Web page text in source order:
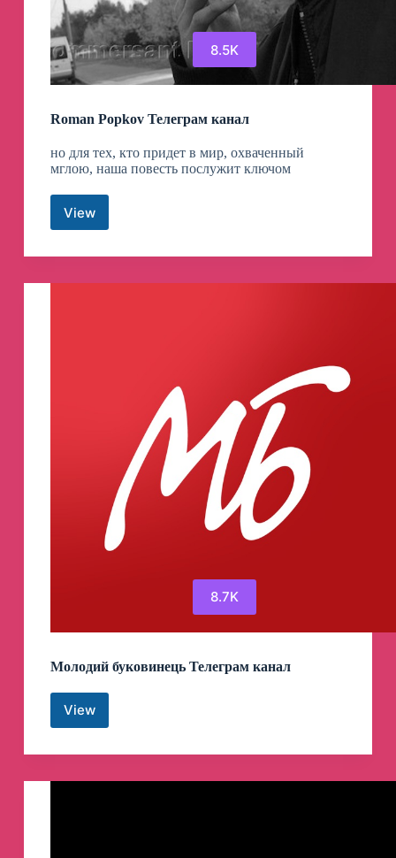
8.5K
Roman Popkov Телеграм канал
но для тех, кто придет в мир, охваченный
мглою, наша повесть послужит ключом
ViewRoman
Телеграм
8.7K
Молодий буковинець Телеграм канал
ViewМолодий
буковинець
Телеграм